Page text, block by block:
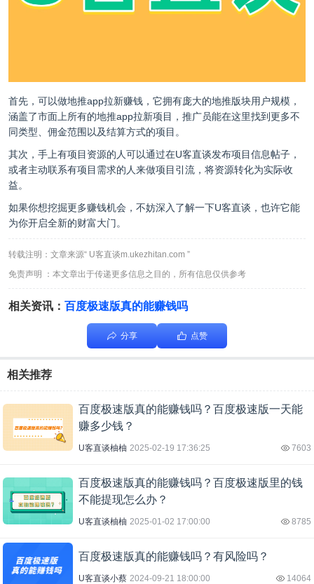
首先，可以做地推app拉新赚钱，它拥有庞大的地推版块用户规模，
涵盖了市面上所有的地推app拉新项目，推广员能在这里找到更多不
同类型、佣金范围以及结算方式的项目。
其次，手上有项目资源的人可以通过在U客直谈发布项目信息帖子，
或者主动联系有项目需求的人来做项目引流，将资源转化为实际收
益。
如果你想挖掘更多赚钱机会，不妨深入了解一下U客直谈，也许它能
为你开启全新的财富大门。
转载注明：文章来源“ U客直谈m.ukezhitan.com ”
免责声明 ：本文章出于传递更多信息之目的，所有信息仅供参考
相关资讯： 百度极速版真的能赚钱吗
分享 点赞
相关推荐
百度极速版真的能赚钱吗？百度极速版一天能
赚多少钱？
U客直谈柚柚 2025-02-19 17:36:25 7603
百度极速版真的能赚钱吗？百度极速版里的钱
不能提现怎么办？
U客直谈柚柚 2025-01-02 17:00:00 8785
百度极速版真的能赚钱吗？有风险吗？
U客直谈小蔡 2024-09-21 18:00:00 14064